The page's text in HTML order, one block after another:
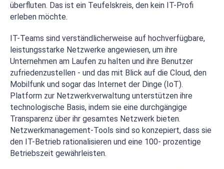
überfluten. Das ist ein Teufelskreis, den kein IT-Profi
erleben möchte.
IT-Teams sind verständlicherweise auf hochverfügbare,
leistungsstarke Netzwerke angewiesen, um ihre
Unternehmen am Laufen zu halten und ihre Benutzer
zufriedenzustellen - und das mit Blick auf die Cloud, den
Mobilfunk und sogar das Internet der Dinge (IoT).
Platform zur Netzwerkverwaltung unterstützen ihre
technologische Basis, indem sie eine durchgängige
Transparenz über ihr gesamtes Netzwerk bieten.
Netzwerkmanagement-Tools sind so konzepiert, dass sie
den IT-Betrieb rationalisieren und eine 100- prozentige
Betriebszeit gewährleisten.